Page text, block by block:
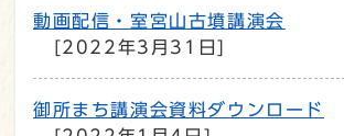
動画配信・室宮山古墳講演会
[2022年3月31日]
御所まち講演会資料ダウンロード